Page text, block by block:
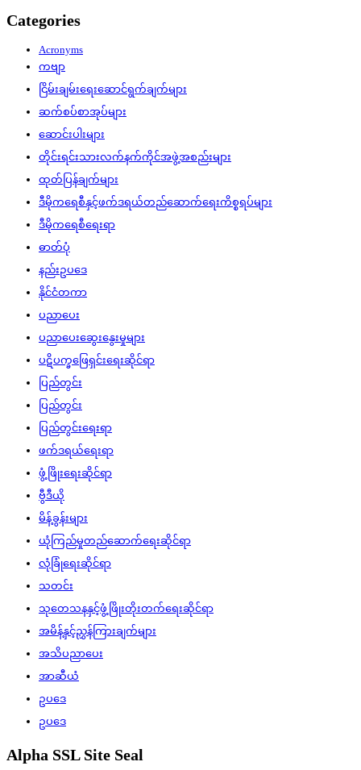
Categories
Acronyms
ကဗျာ
ငြိမ်းချမ်းရေးဆောင်ရွက်ချက်များ
ဆက်စပ်စာအုပ်များ
ဆောင်းပါးများ
တိုင်းရင်းသားလက်နက်ကိုင်အဖွဲ့အစည်းများ
ထုတ်ပြန်ချက်များ
ဒီမိုကရေစီနှင့်ဖက်ဒရယ်တည်ဆောက်‌ရေးကိစ္စရပ်များ
ဒီမိုကရေစီရေးရာ
ဓာတ်ပုံ
နည်းဥပဒေ
နိုင်ငံတကာ
ပညာပေး
ပညာပေးဆွေးနွေးမှုများ
ပဋိပက္ခဖြေရှင်းရေးဆိုင်ရာ
ပြည်တွင်း
ပြည်တွင်း
ပြည်တွင်းရေးရာ
ဖက်ဒရယ်ရေးရာ
ဖွံ့ဖြိုးရေးဆိုင်ရာ
ဗွီဒီယို
မိန့်ခွန်းများ
ယုံကြည်မှုတည်ဆောက်ရေးဆိုင်ရာ
လုံခြုံရေးဆိုင်ရာ
သတင်း
သုတေသနနှင့်ဖွံ့ဖြိုးတိုးတက်ရေးဆိုင်ရာ
အမိန့်နှင့်ညွှန်ကြားချက်များ
အသိပညာပေး
အာဆီယံ
ဥပဒေ
ဥပဒေ
Alpha SSL Site Seal